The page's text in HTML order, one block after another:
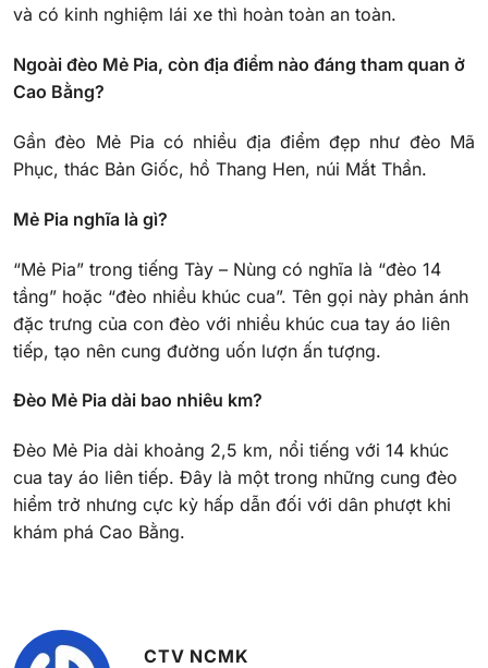
và có kinh nghiệm lái xe thì hoàn toàn an toàn.
Ngoài đèo Mẻ Pia, còn địa điểm nào đáng tham quan ở
Cao Bằng?
Gần đèo Mẻ Pia có nhiều địa điểm đẹp như đèo Mã
Phục, thác Bản Giốc, hồ Thang Hen, núi Mắt Thần.
Mẻ Pia nghĩa là gì?
“Mẻ Pia” trong tiếng Tày – Nùng có nghĩa là “đèo 14
tầng” hoặc “đèo nhiều khúc cua”. Tên gọi này phản ánh
đặc trưng của con đèo với nhiều khúc cua tay áo liên
tiếp, tạo nên cung đường uốn lượn ấn tượng.
Đèo Mẻ Pia dài bao nhiêu km?
Đèo Mẻ Pia dài khoảng 2,5 km, nổi tiếng với 14 khúc
cua tay áo liên tiếp. Đây là một trong những cung đèo
hiểm trở nhưng cực kỳ hấp dẫn đối với dân phượt khi
khám phá Cao Bằng.
CTV NCMK